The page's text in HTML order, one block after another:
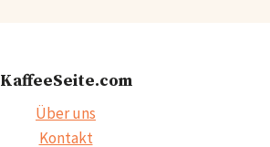
KaffeeSeite.com
Über uns
Kontakt